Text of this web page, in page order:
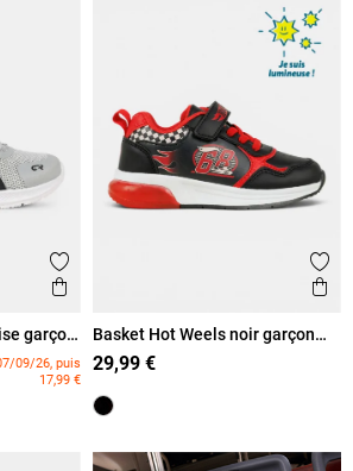
Ajouter aux favoris
Aperçu rapide
garçon
09/26, puis
17,99 €
Basket Hot Weels noir garçon
(24-30)
29,99 €